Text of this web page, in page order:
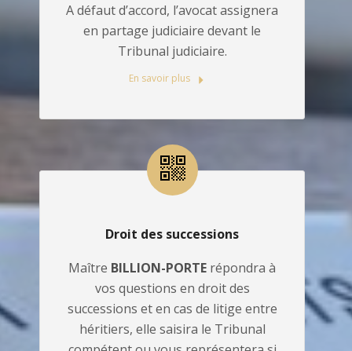
A défaut d’accord, l’avocat assignera
en partage judiciaire devant le
Tribunal judiciaire.
En savoir plus
Droit des successions
Maître BILLION-PORTE répondra à
vos questions en droit des
successions et en cas de litige entre
héritiers, elle saisira le Tribunal